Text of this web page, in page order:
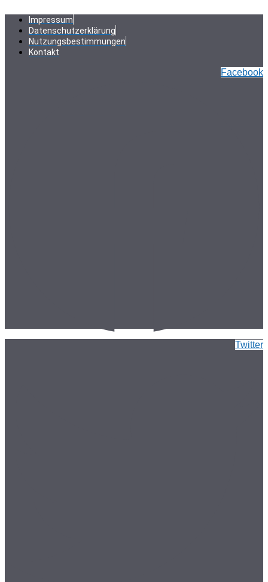
Inhalt
springen
Impressum
Datenschutzerklärung
Nutzungsbestimmungen
Kontakt
Facebook
Twitter